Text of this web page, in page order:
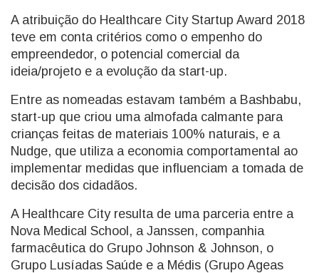
A atribuição do Healthcare City Startup Award 2018
teve em conta critérios como o empenho do
empreendedor, o potencial comercial da
ideia/projeto e a evolução da start-up.
Entre as nomeadas estavam também a Bashbabu,
start-up que criou uma almofada calmante para
crianças feitas de materiais 100% naturais, e a
Nudge, que utiliza a economia comportamental ao
implementar medidas que influenciam a tomada de
decisão dos cidadãos.
A Healthcare City resulta de uma parceria entre a
Nova Medical School, a Janssen, companhia
farmacêutica do Grupo Johnson & Johnson, o
Grupo Lusíadas Saúde e a Médis (Grupo Ageas